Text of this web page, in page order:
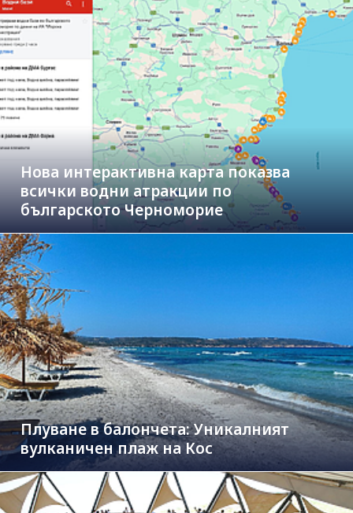
Нова интерактивна карта показва
всички водни атракции по
българското Черноморие
Плуване в балончета: Уникалният
вулканичен плаж на Кос